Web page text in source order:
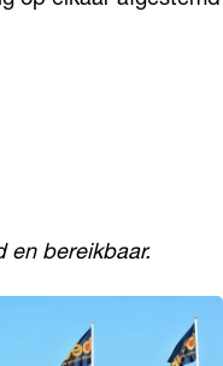
en bereikbaar.